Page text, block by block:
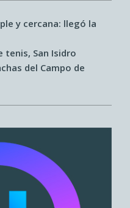
y cercana: llegó la
tenis, San Isidro
del Campo de